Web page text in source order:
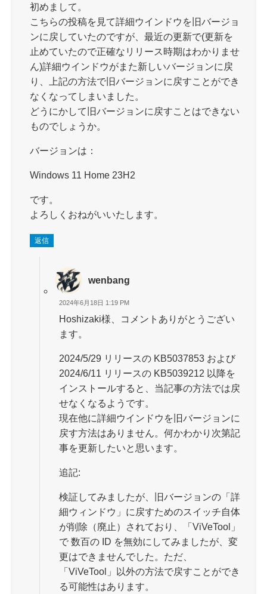
初めまして。
こちらの投稿を見て詳細ウインドウを旧バージョ
ンに戻していたのですが、最近の更新で(更新を
止めていたので正確なリリース時期はわかりませ
ん)詳細ウインドウがまた新しいバージョンに戻
り、上記の方法で旧バージョンに戻すことができ
なくなってしまいました。
どうにかして旧バージョンに戻すことはできない
ものでしょうか。
バージョンは：
Windows 11 Home 23H2
です。
よろしくおねがいいたします。
返信
wenbang
2024年6月18日 1:19 PM
Hoshizaki様、コメントありがとうござい
ます。
2024/5/29 リリースの KB5037853 および
2024/6/11 リリースの KB5039212 以降を
インストールすると、当記事の方法では戻
せなくなるようです。
現在他に詳細ウインドウを旧バージョンに
戻す方法はありません。何かわかり次第記
事を更新したいと思います。
追記:
検証してみましたが、旧バージョンの「詳
細ウィンドウ」に戻すためのスイッチ自体
が削除（廃止）されており、「ViVeTool」
で 数百の ID を無効にしてみましたが、変
更はできませんでした。ただ、
「ViVeTool」以外の方法で戻すことができ
る可能性はあります。